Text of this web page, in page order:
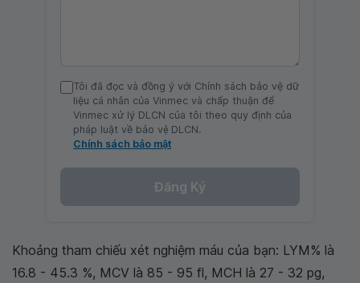
Tôi đã đọc và đồng ý với Chính sách bảo vệ dữ
liệu cá nhân của Vinmec và chấp thuận để
Vinmec xử lý DLCN của tôi theo quy định của
pháp luật về bảo vệ DLCN.
Chính sách bảo mật
Đăng Ký
Khoảng tham chiếu xét nghiệm máu của bạn: LYM% là
16.8 - 45.3 %, MCV là 85 - 95 fl, MCH là 27 - 32 pg,